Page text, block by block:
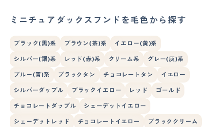
ミニチュアダックスフンドを毛色から探す
ブラック(黒)系 ブラウン(茶)系 イエロー(黄)系
シルバー(銀)系 レッド(赤)系 クリーム系 グレー(灰)系
ブルー(青)系 ブラックタン チョコレートタン イエロー
シルバーダップル ブラックイエロー レッド ゴールド
チョコレートダップル シェーデットイエロー
シェーデットレッド チョコレートイエロー ブラッククリーム